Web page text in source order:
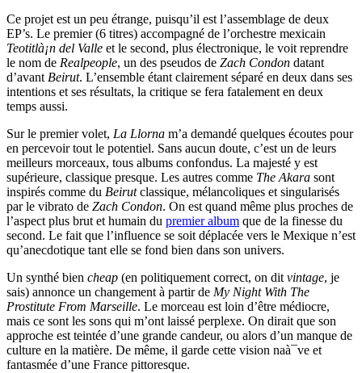
Ce projet est un peu étrange, puisqu’il est l’assemblage de deux
EP’s. Le premier (6 titres) accompagné de l’orchestre mexicain
Teotitlà¡n del Valle et le second, plus électronique, le voit reprendre
le nom de Realpeople, un des pseudos de Zach Condon datant
d’avant Beirut. L’ensemble étant clairement séparé en deux dans ses
intentions et ses résultats, la critique se fera fatalement en deux
temps aussi.
Sur le premier volet, La Llorna m’a demandé quelques écoutes pour
en percevoir tout le potentiel. Sans aucun doute, c’est un de leurs
meilleurs morceaux, tous albums confondus. La majesté y est
supérieure, classique presque. Les autres comme The Akara sont
inspirés comme du Beirutclassique, mélancoliques et singularisés
par le vibrato de Zach Condon. On est quand même plus proches de
l’aspect plus brut et humain du premier album que de la finesse du
second. Le fait que l’influence se soit déplacée vers le Mexique n’est
qu’anecdotique tant elle se fond bien dans son univers.
Un synthé bien cheap (en politiquement correct, on dit vintage, je
sais) annonce un changement à partir de My Night With The
Prostitute From Marseille. Le morceau est loin d’être médiocre,
mais ce sont les sons qui m’ont laissé perplexe. On dirait que son
approche est teintée d’une grande candeur, ou alors d’un manque de
culture en la matière. De même, il garde cette vision naà¯ve et
fantasmée d’une France pittoresque.